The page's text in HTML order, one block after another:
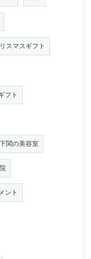
スマスギフト
フト
下関の美容室
ント